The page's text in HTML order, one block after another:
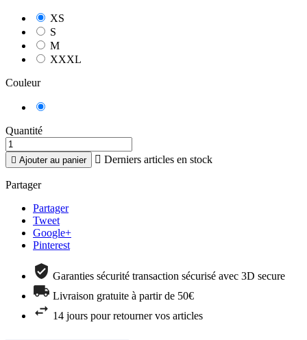
XS
S
M
XXXL
Couleur
Quantité
 Ajouter au panier  Derniers articles en stock
Partager
Partager
Tweet
Google+
Pinterest
Garanties sécurité transaction sécurisé avec 3D secure
Livraison gratuite à partir de 50€
14 jours pour retourner vos articles